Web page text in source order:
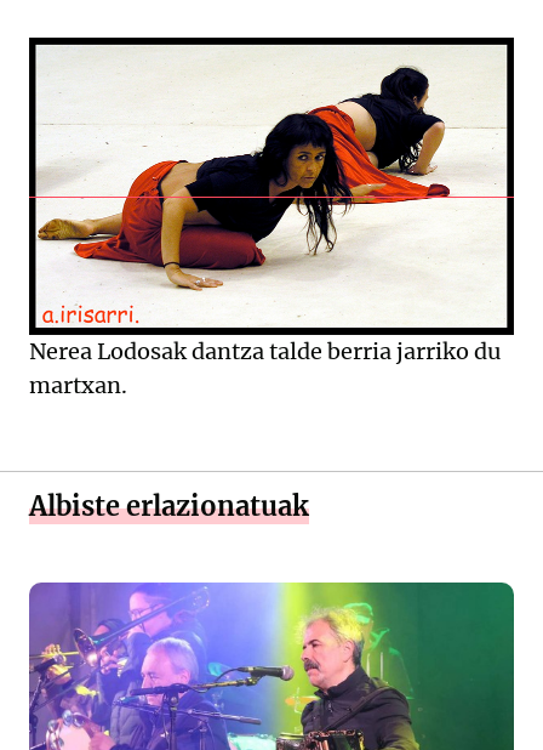
Nerea Lodosak dantza talde berria jarriko du
martxan.
Albiste erlazionatuak